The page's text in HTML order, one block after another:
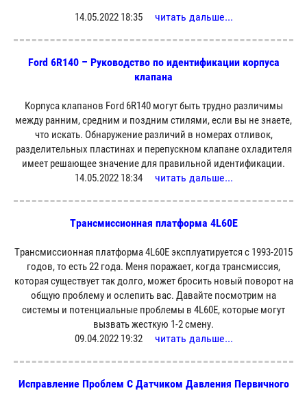
14.05.2022 18:35
читать дальше...
Ford 6R140 – Руководство по идентификации корпуса
клапана
Корпуса клапанов Ford 6R140 могут быть трудно различимы
между ранним, средним и поздним стилями, если вы не знаете,
что искать. Обнаружение различий в номерах отливок,
разделительных пластинах и перепускном клапане охладителя
имеет решающее значение для правильной идентификации.
14.05.2022 18:34
читать дальше...
Трансмиссионная платформа 4L60E
Трансмиссионная платформа 4L60E эксплуатируется с 1993-2015
годов, то есть 22 года. Меня поражает, когда трансмиссия,
которая существует так долго, может бросить новый поворот на
общую проблему и ослепить вас. Давайте посмотрим на
системы и потенциальные проблемы в 4L60E, которые могут
вызвать жесткую 1-2 смену.
09.04.2022 19:32
читать дальше...
Исправление Проблем С Датчиком Давления Первичного